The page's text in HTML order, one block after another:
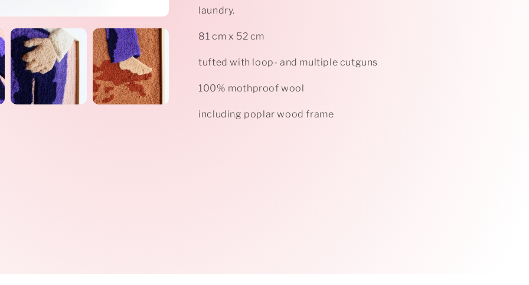
laundry.
81 cm x 52 cm
tufted with loop- and multiple cutguns
100% mothproof wool
including poplar wood frame